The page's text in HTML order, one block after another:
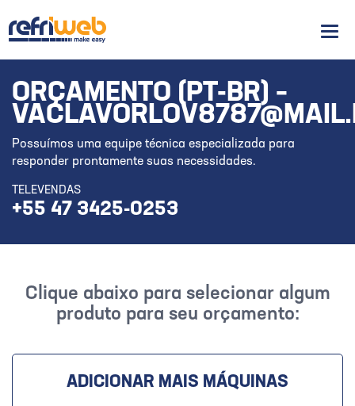
ORÇAMENTO (PT-BR) –
Possuímos uma equipe técnica especializada para
responder prontamente suas necessidades.
TELEVENDAS
+55 47 3425-0253
Clique abaixo para selecionar algum
produto para seu orçamento:
ADICIONAR MAIS MÁQUINAS